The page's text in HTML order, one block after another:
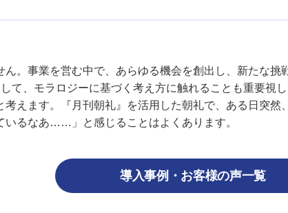
。事業を営む中で、あらゆる機会を創出し、新たな
て、モラロジーに基づく考え方に触れることも重要視
えます。『月刊朝礼』を活用した朝礼で、ある日突
いるなあ……」と感じることはよくあります。
導入事例・お客様の声一覧